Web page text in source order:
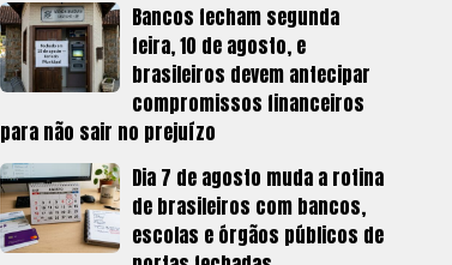
Bancos fecham segunda
feira, 10 de agosto, e
brasileiros devem antecipar
compromissos financeiros
para não sair no prejuízo
Dia 7 de agosto muda a rotina
de brasileiros com bancos,
escolas e órgãos públicos de